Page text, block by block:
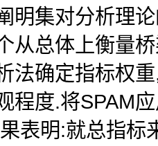
明集对分析理
从总体上衡量
法确定指标权
程度.将SPAM
表明:就总指标